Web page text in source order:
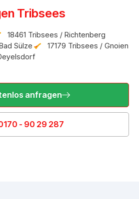
Tribsees
18461 Tribsees / Richtenberg
Sülze
17179 Tribsees / Gnoien
anfragen
- 90 29 287